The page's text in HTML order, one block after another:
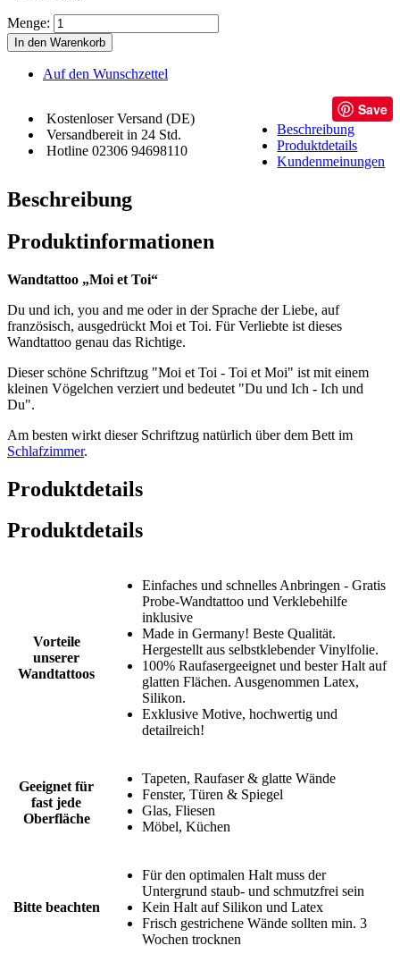
Menge:
In den Warenkorb
Auf den Wunschzettel
Kostenloser Versand (DE)
Versandbereit in 24 Std.
Hotline 02306 94698110
Save
Beschreibung
Produktdetails
Kundenmeinungen
Beschreibung
Produktinformationen
Wandtattoo „Moi et Toi“
Du und ich, you and me oder in der Sprache der Liebe, auf
französisch, ausgedrückt Moi et Toi. Für Verliebte ist dieses
Wandtattoo genau das Richtige.
Dieser schöne Schriftzug "Moi et Toi - Toi et Moi" ist mit einem
kleinen Vögelchen verziert und bedeutet "Du und Ich - Ich und
Du".
Am besten wirkt dieser Schriftzug natürlich über dem Bett im
Schlafzimmer.
Produktdetails
Produktdetails
Vorteile
unserer
Wandtattoos
Einfaches und schnelles Anbringen - Gratis
Probe-Wandtattoo und Verklebehilfe
inklusive
Made in Germany! Beste Qualität.
Hergestellt aus selbstklebender Vinylfolie.
100% Raufasergeeignet und bester Halt auf
glatten Flächen. Ausgenommen Latex,
Silikon.
Exklusive Motive, hochwertig und
detailreich!
Geeignet für
fast jede
Oberfläche
Tapeten, Raufaser & glatte Wände
Fenster, Türen & Spiegel
Glas, Fliesen
Möbel, Küchen
Bitte beachten
Für den optimalen Halt muss der
Untergrund staub- und schmutzfrei sein
Kein Halt auf Silikon und Latex
Frisch gestrichene Wände sollten min. 3
Wochen trocknen